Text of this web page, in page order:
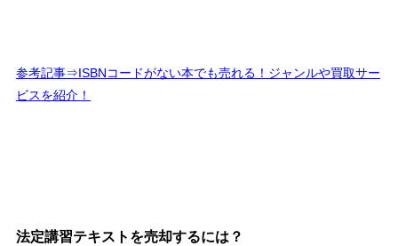
参考記事⇒ISBNコードがない本でも売れる！ジャンルや買取サー
ビスを紹介！
法定講習テキストを売却するには？